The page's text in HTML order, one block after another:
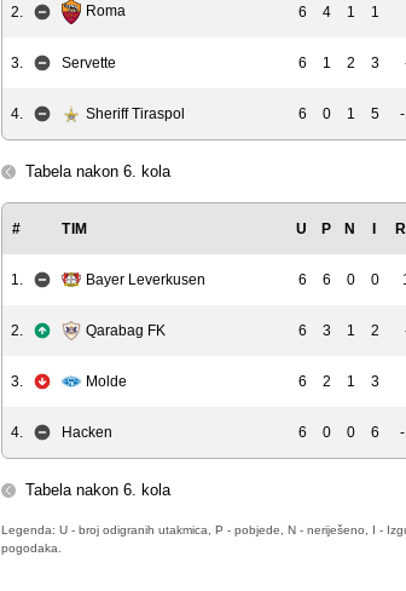
2. Roma 6 4 1 1
3. Servette 6 1 2 3
4. Sheriff Tiraspol 6 0 1 5
Tabela nakon 6. kola
# TIM U P N
1. Bayer Leverkusen 6 6 0 0
2. Qarabag FK 6 3 1 2
3. Molde 6 2 1 3
4. Hacken 6 0 0 6
Tabela nakon 6. kola
Legenda: U - broj odigranih utakmica, P - pobjede, N - neriješeno, I -
pogodaka.